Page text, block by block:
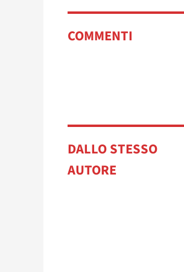
COMMENTI
DALLO STESSO
AUTORE